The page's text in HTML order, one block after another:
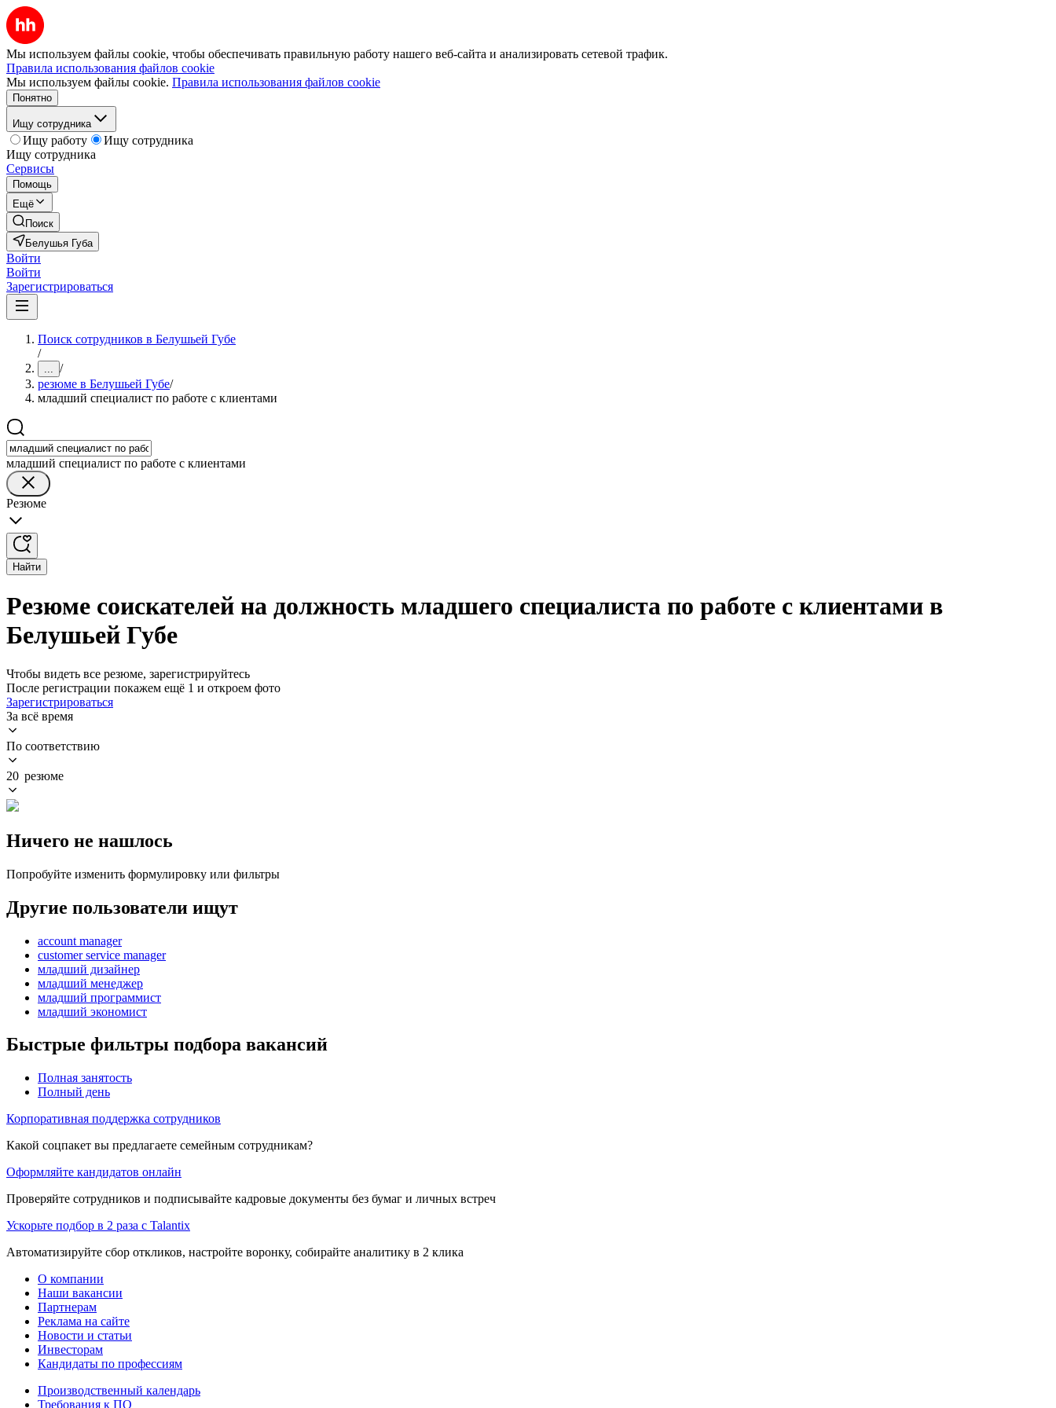
Мы используем файлы cookie, чтобы обеспечивать правильную работу нашего веб-сайта и анализировать сетевой трафик.
Правила использования файлов cookie
Мы используем файлы cookie. Правила использования файлов cookie
Понятно
Ищу сотрудника
Ищу работу
Ищу сотрудника
Ищу сотрудника
Сервисы
Помощь
Ещё
Поиск
Белушья Губа
Войти
Войти
Зарегистрироваться
Поиск сотрудников в Белушьей Губе
/
... /
резюме в Белушьей Губе/
младший специалист по работе с клиентами
младший специалист по работе с клиентами
Резюме
Найти
Резюме соискателей на должность младшего специалиста по работе с клиентами в
Белушьей Губе
Чтобы видеть все резюме, зарегистрируйтесь
После регистрации покажем ещё 1 и откроем фото
Зарегистрироваться
За всё время
По соответствию
20 резюме
Ничего не нашлось
Попробуйте изменить формулировку или фильтры
Другие пользователи ищут
account manager
customer service manager
младший дизайнер
младший менеджер
младший программист
младший экономист
Быстрые фильтры подбора вакансий
Полная занятость
Полный день
Корпоративная поддержка сотрудников
Какой соцпакет вы предлагаете семейным сотрудникам?
Оформляйте кандидатов онлайн
Проверяйте сотрудников и подписывайте кадровые документы без бумаг и личных встреч
Ускорьте подбор в 2 раза с Talantix
Автоматизируйте сбор откликов, настройте воронку, собирайте аналитику в 2 клика
О компании
Наши вакансии
Партнерам
Реклама на сайте
Новости и статьи
Инвесторам
Кандидаты по профессиям
Производственный календарь
Требования к ПО